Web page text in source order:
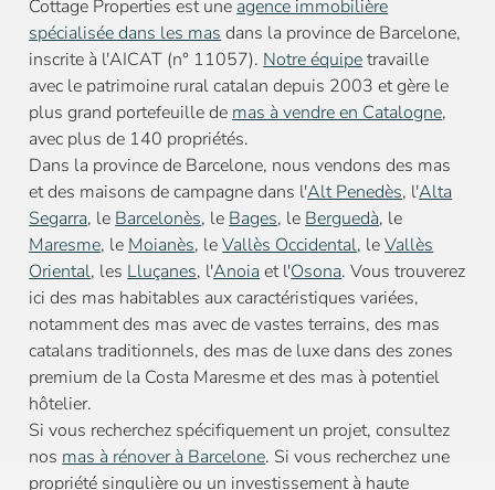
Cottage Properties est une agence immobilière
spécialisée dans les mas dans la province de Barcelone,
inscrite à l'AICAT (n° 11057). Notre équipetravaille
avec le patrimoine rural catalan depuis 2003 et gère le
plus grand portefeuille de mas à vendre en Catalogne,
avec plus de 140 propriétés.
Dans la province de Barcelone, nous vendons des mas
et des maisons de campagne dans l'Alt Penedès, l'Alta
Segarra, le Barcelonès, le Bages, le Berguedà, le
Maresme, le Moianès, leVallès Occidental, leVallès
Oriental, les Lluçanes, l'Anoia et l'Osona. Vous trouverez
ici des mas habitables aux caractéristiques variées,
notamment des mas avec de vastes terrains, des mas
catalans traditionnels, des mas de luxe dans des zones
premium de la Costa Maresme et des mas à potentiel
hôtelier.
Si vous recherchez spécifiquement un projet, consultez
nos mas à rénover à Barcelone. Si vous recherchez une
propriété singulière ou un investissement à haute